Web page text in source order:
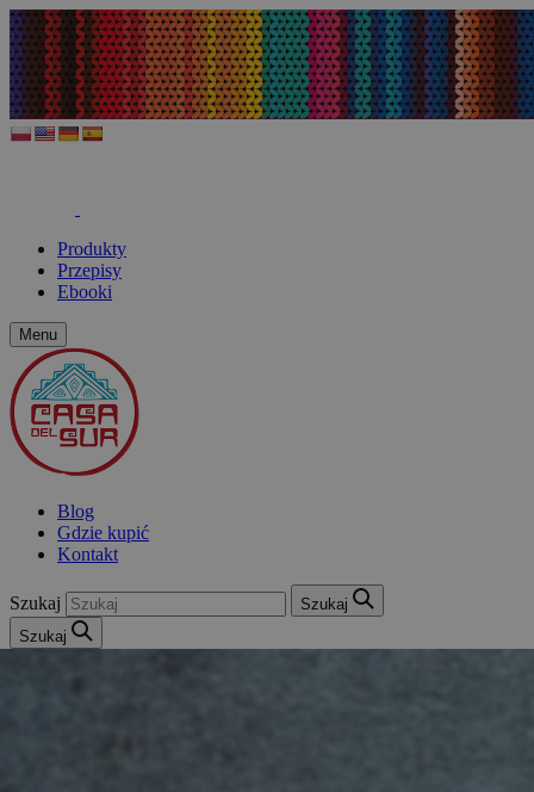
Produkty
Przepisy
Ebooki
Menu
Blog
Gdzie kupić
Kontakt
Szukaj
Szukaj
Szukaj